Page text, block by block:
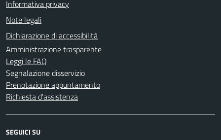
Informativa privacy
Note legali
Dichiarazione di accessibilità
Amministrazione trasparente
Leggi le FAQ
Segnalazione disservizio
Prenotazione appuntamento
Richiesta d'assistenza
SEGUICI SU